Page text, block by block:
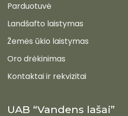
UAB “Vandens lašai”
Parduotuvė
Landšafto laistymas
Žemės ūkio laistymas
Oro drėkinimas
Kontaktai ir rekvizitai